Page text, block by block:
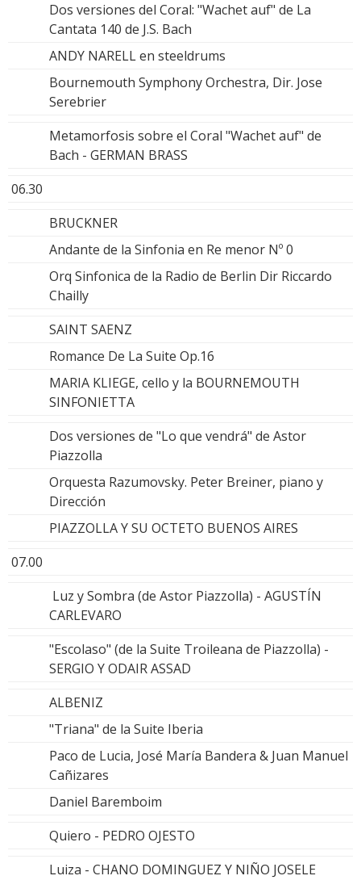
Dos versiones del Coral: "Wachet auf" de La
Cantata 140 de J.S. Bach
ANDY NARELL en steeldrums
Bournemouth Symphony Orchestra, Dir. Jose
Serebrier
Metamorfosis sobre el Coral "Wachet auf" de
Bach - GERMAN BRASS
06.30
BRUCKNER
Andante de la Sinfonia en Re menor Nº 0
Orq Sinfonica de la Radio de Berlin Dir Riccardo
Chailly
SAINT SAENZ
Romance De La Suite Op.16
MARIA KLIEGE, cello y la BOURNEMOUTH
SINFONIETTA
Dos versiones de "Lo que vendrá" de Astor
Piazzolla
Orquesta Razumovsky. Peter Breiner, piano y
Dirección
PIAZZOLLA Y SU OCTETO BUENOS AIRES
07.00
Luz y Sombra (de Astor Piazzolla) - AGUSTÍN
CARLEVARO
"Escolaso" (de la Suite Troileana de Piazzolla) -
SERGIO Y ODAIR ASSAD
ALBENIZ
"Triana" de la Suite Iberia
Paco de Lucia, José María Bandera & Juan Manuel
Cañizares
Daniel Baremboim
Quiero - PEDRO OJESTO
Luiza - CHANO DOMINGUEZ Y NIÑO JOSELE